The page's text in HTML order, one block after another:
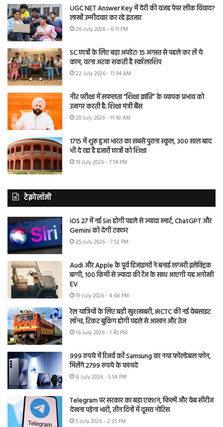
UGC NET Answer Key में देरी की वजह पेपर लीक विवाद?
लाखों उम्मीदवार कर रहे इंतजार
26 July 2026 - 6:11 PM
SC छात्रों के लिए बड़ा अपडेट! 15 अगस्त से पहले कर लें ये
काम, वरना अटक सकती है स्कॉलरशिप
22 July 2026 - 11:54 AM
नीट परीक्षा में सफलता “शिक्षा क्रांति” के व्यापक प्रभाव को
उजागर करती है: शिक्षा मंत्री बैंस
20 July 2026 - 11:43 AM
1715 में शुरू हुआ भारत का सबसे पुराना स्कूल, 300 साल बाद
भी दे रहा है हजारों छात्रों को शिक्षा
19 July 2026 - 7:14 PM
टेक्नोलॉजी
iOS 27 में नई Siri होगी पहले से ज्यादा स्मार्ट, ChatGPT और
Gemini को देगी टक्कर
25 July 2026 - 7:52 PM
Audi और Apple के पूर्व डिजाइनरों ने बनाई लग्जरी इलेक्ट्रिक
बग्गी, 100 किमी से ज्यादा की रेंज के साथ आएगी यह अनोखी
EV
19 July 2026 - 4:48 PM
रेल यात्रियों के लिए बड़ी खुशखबरी, IRCTC की नई वेबसाइट
लॉन्च, टिकट बुकिंग होगी पहले से आसान और तेज
16 July 2026 - 1:45 PM
999 रुपये में रिजर्व करें Samsung का नया फोल्डेबल फोन,
मिलेंगे 2799 रुपये के फायदे
8 July 2026 - 5:54 PM
Telegram पर सरकार का बड़ा एक्शन, फिल्में और वेब सीरीज
देखना पड़ेगा भारी, तीन दिनों में दूसरा नोटिस
5 July 2026 - 2:25 PM